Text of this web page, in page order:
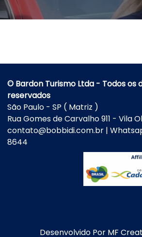
© Bardon Turismo Ltda - Todos os
reservados
São Paulo - SP ( Matriz )
Rua Gomes de Carvalho 911 - Vila
contato@bobbidi.com.br |
8644
Desenvolvido Por MF